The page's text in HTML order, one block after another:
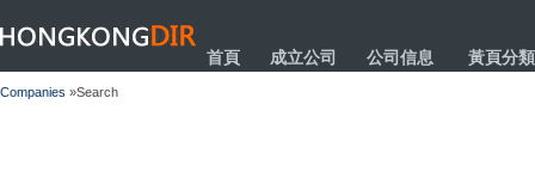
HONGKONGDIR
首頁 成立公司 公司信息 黃頁分類
Companies »Search